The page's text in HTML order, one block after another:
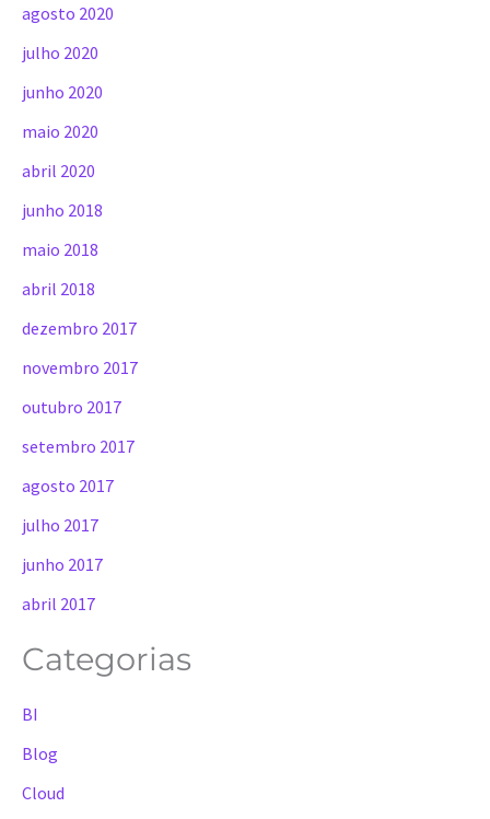
agosto 2020
julho 2020
junho 2020
maio 2020
abril 2020
junho 2018
maio 2018
abril 2018
dezembro 2017
novembro 2017
outubro 2017
setembro 2017
agosto 2017
julho 2017
junho 2017
abril 2017
Categorias
BI
Blog
Cloud